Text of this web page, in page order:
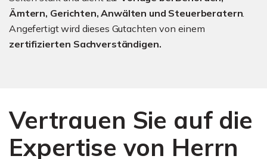
Ämtern, Gerichten, Anwälten und Steuerberatern
Angefertigt wird dieses Gutachten von einem
zertifizierten Sachverständigen.
Vertrauen Sie auf die
Expertise von Herrn